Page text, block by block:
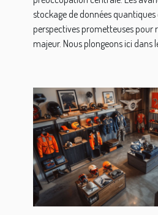
stockage de données
perspectives prometteuses pour
majeur. Nous plongeons ici dans